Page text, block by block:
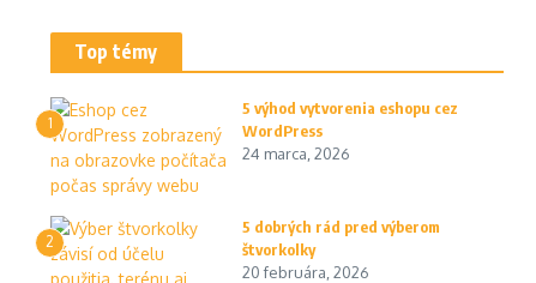
Top témy
1
5 výhod vytvorenia eshopu cez
WordPress
24 marca, 2026
2
5 dobrých rád pred výberom
štvorkolky
20 februára, 2026